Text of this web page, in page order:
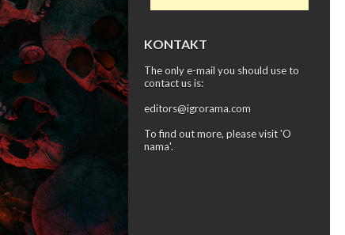
KONTAKT
The only e-mail you should use to
contact us is:
editors@igrorama.com
To find out more, please visit 'O
nama'.